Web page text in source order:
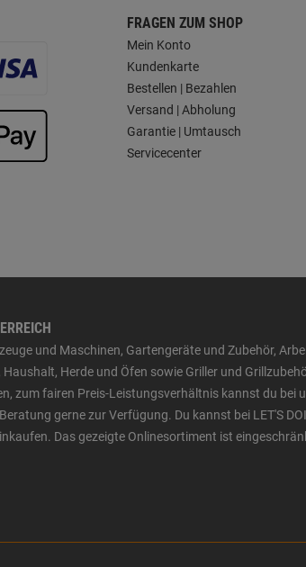
FRAGEN ZUM SHOP
Mein Konto
Kundenkarte
Bestellen | Bezahlen
Versand | Abholung
Garantie | Umtausch
Servicecenter
und Maschinen, Gartengeräte und Zubehör,
Herde und Öfen sowie Griller und
zum fairen Preis-Leistungsverhältnis kannst du bei
gerne zur Verfügung. Du kannst bei LET'S
Das gezeigte Onlinesortiment ist